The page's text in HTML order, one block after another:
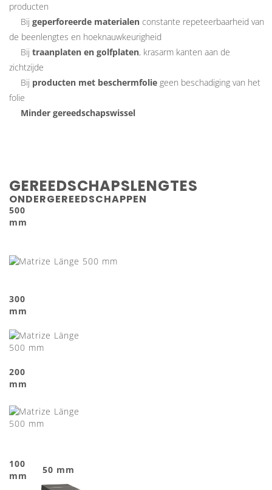
producten
Bij geperforeerde materialen constante repeteerbaarheid van
de beenlengtes en hoeknauwkeurigheid
Bij traanplaten en golfplaten, krasarm kanten aan de
zichtzijde
Bij producten met beschermfolie geen beschadiging van het
folie
Minder gereedschapswissel
GEREEDSCHAPSLENGTES
ONDERGEREEDSCHAPPEN
500
mm
300
mm
200
mm
100
mm
50 mm